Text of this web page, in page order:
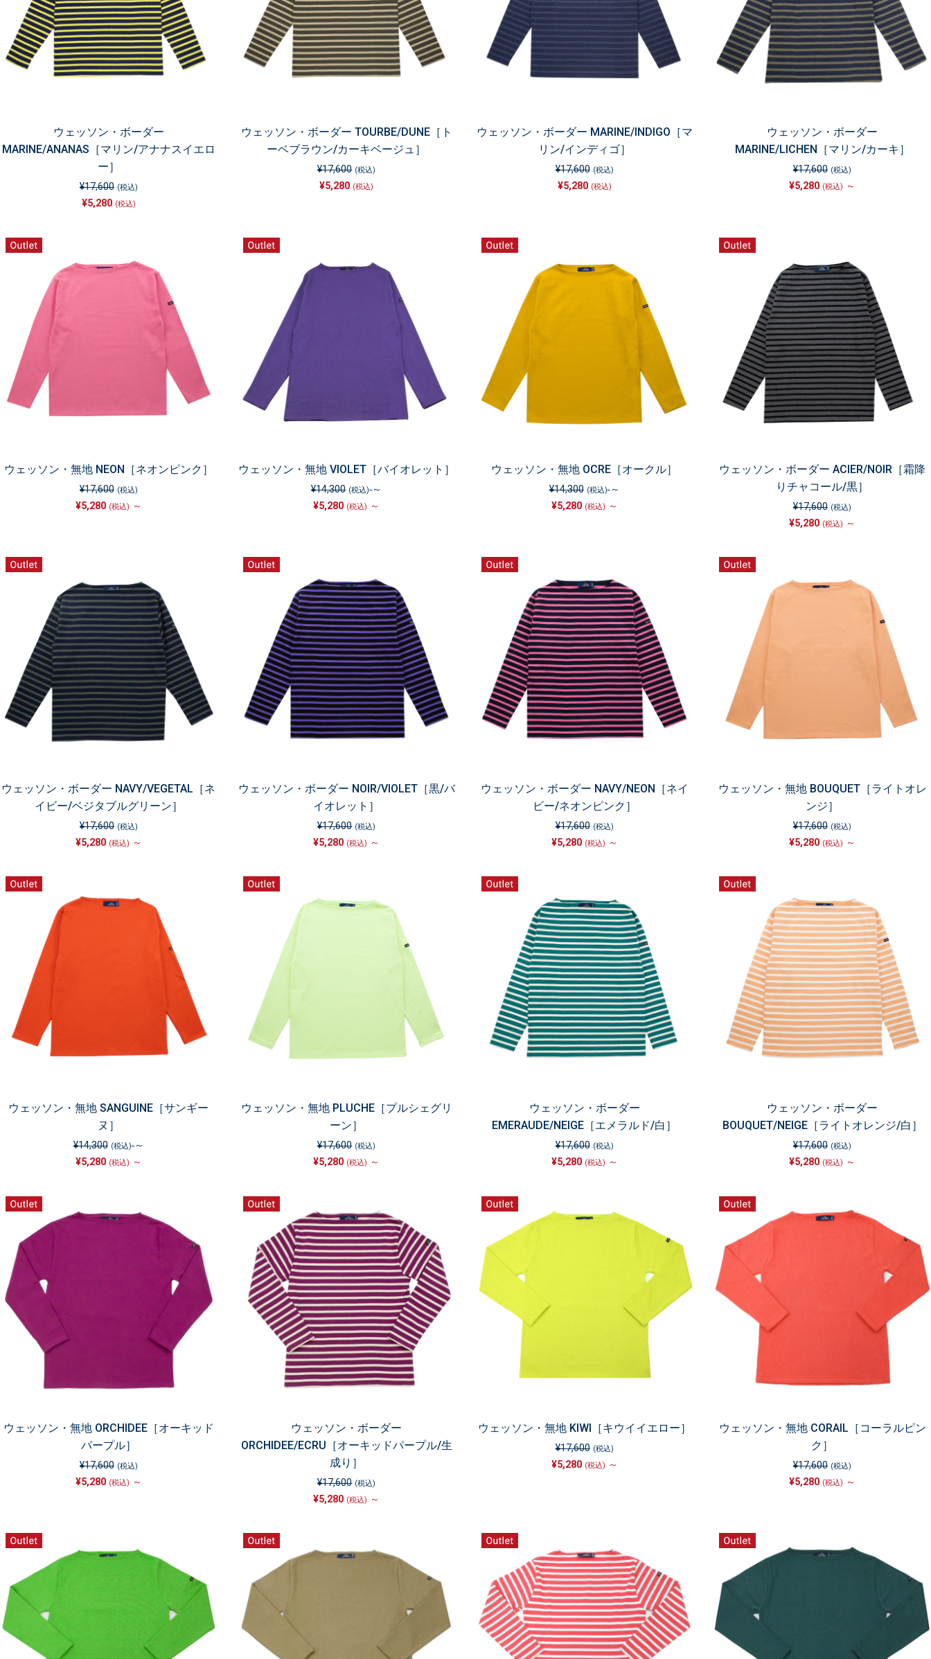
ウェッソン・ボーダー
MARINE/ANANAS［マリン/アナナスイエロ
ー］
¥17,600 (税込)
¥5,280 (税込)
ウェッソン・ボーダー TOURBE/DUNE［ト
ーベブラウン/カーキベージュ］
¥17,600 (税込)
¥5,280 (税込)
ウェッソン・ボーダー MARINE/INDIGO［マ
リン/インディゴ］
¥17,600 (税込)
¥5,280 (税込)
ウェッソン・ボーダー
MARINE/LICHEN［マリン/カーキ］
¥17,600 (税込)
¥5,280 (税込) ～
ウェッソン・無地 NEON［ネオンピンク］
¥17,600 (税込)
¥5,280 (税込) ～
ウェッソン・無地 VIOLET［バイオレット］
¥14,300 (税込) ～
¥5,280 (税込) ～
ウェッソン・無地 OCRE［オークル］
¥14,300 (税込) ～
¥5,280 (税込) ～
ウェッソン・ボーダー ACIER/NOIR［霜降
りチャコール/黒］
¥17,600 (税込)
¥5,280 (税込) ～
ウェッソン・ボーダー NAVY/VEGETAL［ネ
イビー/ベジタブルグリーン］
¥17,600 (税込)
¥5,280 (税込) ～
ウェッソン・ボーダー NOIR/VIOLET［黒/バ
イオレット］
¥17,600 (税込)
¥5,280 (税込) ～
ウェッソン・ボーダー NAVY/NEON［ネイ
ビー/ネオンピンク］
¥17,600 (税込)
¥5,280 (税込) ～
ウェッソン・無地 BOUQUET［ライトオレ
ンジ］
¥17,600 (税込)
¥5,280 (税込) ～
ウェッソン・無地 SANGUINE［サンギー
ヌ］
¥14,300 (税込) ～
¥5,280 (税込) ～
ウェッソン・無地 PLUCHE［プルシェグリ
ーン］
¥17,600 (税込)
¥5,280 (税込) ～
ウェッソン・ボーダー
EMERAUDE/NEIGE［エメラルド/白］
¥17,600 (税込)
¥5,280 (税込) ～
ウェッソン・ボーダー
BOUQUET/NEIGE［ライトオレンジ/白］
¥17,600 (税込)
¥5,280 (税込) ～
ウェッソン・無地 ORCHIDEE［オーキッド
パープル］
¥17,600 (税込)
¥5,280 (税込) ～
ウェッソン・ボーダー
ORCHIDEE/ECRU［オーキッドパープル/生
成り］
¥17,600 (税込)
¥5,280 (税込) ～
ウェッソン・無地 KIWI［キウイイエロー］
¥17,600 (税込)
¥5,280 (税込) ～
ウェッソン・無地 CORAIL［コーラルピン
ク］
¥17,600 (税込)
¥5,280 (税込) ～